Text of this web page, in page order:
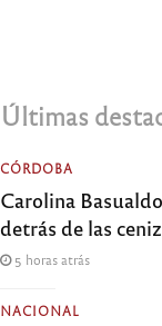
Últimas
CÓRDOBA
Carolina
detrás de las
5 horas atrás
NACIONAL